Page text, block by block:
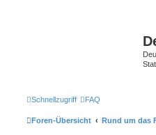
Schnellzugriff FAQ
Foren-Übersicht Rund um das